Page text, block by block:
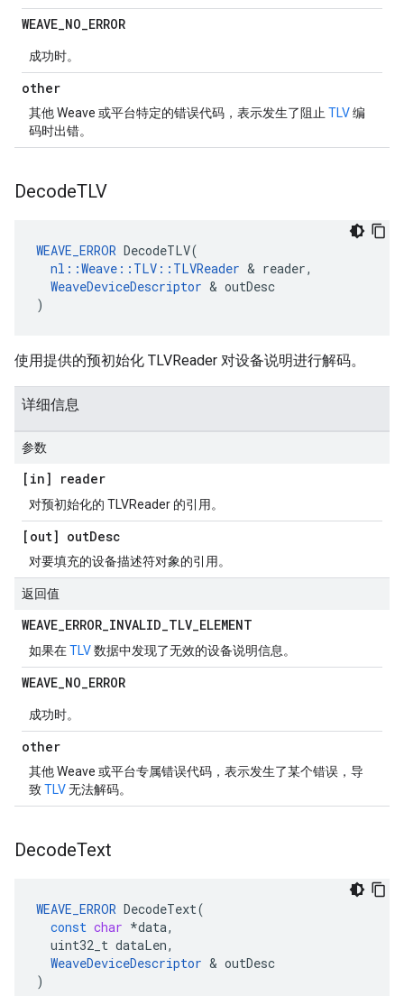
WEAVE_NO_ERROR
成功时。
other
其他 Weave 或平台特定的错误代码，表示发生了阻止 TLV编
码时出错。
DecodeTLV
WEAVE_ERROR DecodeTLV(
nl::Weave::TLV::TLVReader & reader,
WeaveDeviceDescriptor & outDesc
)
使用提供的预初始化 TLVReader 对设备说明进行解码。
详细信息
参数
[in] reader
对预初始化的 TLVReader 的引用。
[out] outDesc
对要填充的设备描述符对象的引用。
返回值
WEAVE_ERROR_INVALID_TLV_ELEMENT
如果在TLV数据中发现了无效的设备说明信息。
WEAVE_NO_ERROR
成功时。
other
其他 Weave 或平台专属错误代码，表示发生了某个错误，导
致TLV无法解码。
DecodeText
WEAVE_ERROR DecodeText(
const char *data,
uint32_t dataLen,
WeaveDeviceDescriptor & outDesc
)